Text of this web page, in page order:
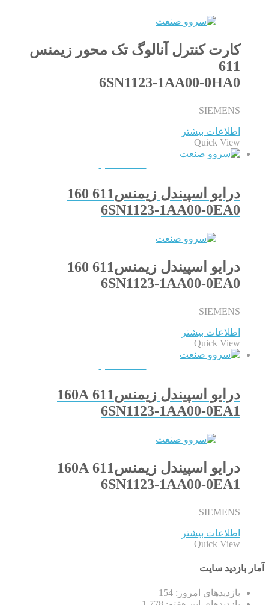
کارت کنترل آنالوگ تک محور زیمنس
611
6SN1123-1AA00-0HA0
SIEMENS
اطلاعات بیشتر
Quick View
درایو اسپیندل زیمنس611 160
6SN1123-1AA00-0EA0
درایو اسپیندل زیمنس611 160
6SN1123-1AA00-0EA0
SIEMENS
اطلاعات بیشتر
Quick View
درایو اسپیندل زیمنس611 160A
6SN1123-1AA00-0EA1
درایو اسپیندل زیمنس611 160A
6SN1123-1AA00-0EA1
SIEMENS
اطلاعات بیشتر
Quick View
آمار بازدید سایت
بازدیدهای امروز: 154